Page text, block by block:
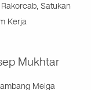
Satukan
Kerja
Mukhtar
Melga